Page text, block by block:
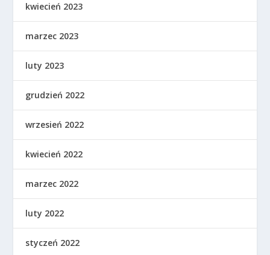
kwiecień 2023
marzec 2023
luty 2023
grudzień 2022
wrzesień 2022
kwiecień 2022
marzec 2022
luty 2022
styczeń 2022